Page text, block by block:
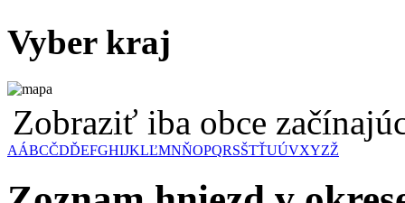
Vyber kraj
Zobraziť iba obce
AÁBCČDĎEFGHIJKLĽMNŇOPQRSŠTŤUÚVXYZŽ